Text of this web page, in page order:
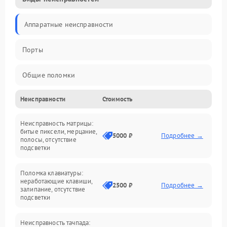
Аппаратные неисправности
Порты
Общие поломки
Устройства
Программные ошибки
Электрические и системные сбои
Интерфейсные проблемы
Батарея
Неисправности Стоимость
Неисправность матрицы:
битые пиксели, мерцание,
полосы, отсутствие
подсветки
5000 ₽ Подробнее →
Поломка клавиатуры:
неработающие клавиши,
залипание, отсутствие
подсветки
2500 ₽ Подробнее →
Неисправность тачпада: